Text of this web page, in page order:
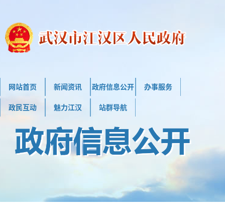
网站首页 新闻资讯 政府信息公开 办事服务
政民互动 魅力江汉 站群导航